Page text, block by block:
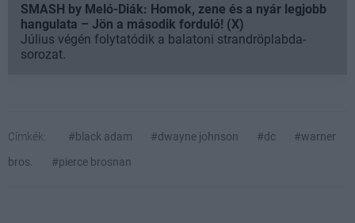
SMASH by Meló-Diák: Homok, zene és a nyár legjobb
hangulata – Jön a második forduló! (X)
Július végén folytatódik a balatoni strandröplabda-
sorozat.
Címkék: #black adam #dwayne johnson #dc
#warner
bros.
#pierce brosnan